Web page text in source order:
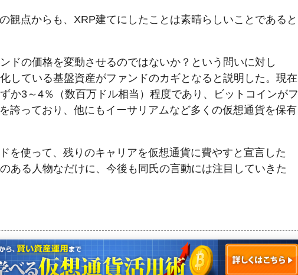
観点からも、XRP建てにしたことは素晴らしいことであると
ドの価格を変動させるのではないか？という問いに対し
している基盤資産がファンドのカギとなると説明した。現在
か3～4％（数百万ドル相当）程度であり、ビットコインがフ
誇っており、他にもイーサリアムなど多くの仮想通貨を保有
を使って、残りのキャリアを仮想通貨に費やすと宣言した
ある人物なだけに、今後も同氏の言動には注目していきた